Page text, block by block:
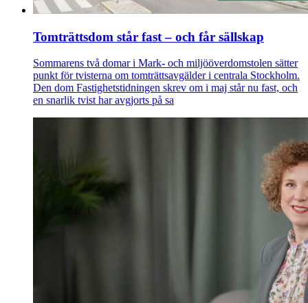
Tomträttsdom står fast – och får sällskap
Sommarens två domar i Mark- och miljööverdomstolen sätter
punkt för tvisterna om tomträttsavgälder i centrala Stockholm.
Den dom Fastighetstidningen skrev om i maj står nu fast, och
en snarlik tvist har avgjorts på sa